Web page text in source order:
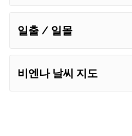
일출 / 일몰
비엔나 날씨 지도